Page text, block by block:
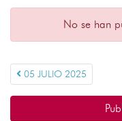
No se han
05 JULIO 2025